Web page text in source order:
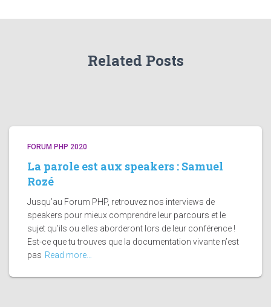
Related Posts
FORUM PHP 2020
La parole est aux speakers : Samuel
Rozé
Jusqu’au Forum PHP, retrouvez nos interviews de
speakers pour mieux comprendre leur parcours et le
sujet qu’ils ou elles aborderont lors de leur conférence !
Est-ce que tu trouves que la documentation vivante n’est
pas Read more…